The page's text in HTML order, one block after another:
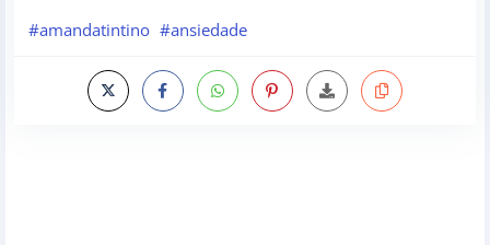
#amandatintino #ansiedade